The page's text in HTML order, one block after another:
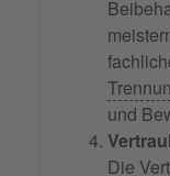
und
Die